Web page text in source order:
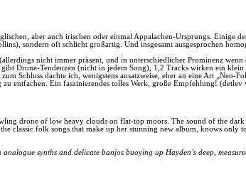
aber auch irischen oder einmal Appalachen-Ursprungs. Einige
sondern oft schlicht großartig. Und insgesamt ausgesprochen
nicht immer präsent, und in unterschiedlicher Prominenz
Drone-Tendenzen (nicht in jedem Song), 1,2 Tracks wirken ein
Schluss dachte ich, wenigstens ansatzweise, eher an eine Art „Neo-
entfachen. Ein faszinierendes tolles Werk, große Empfehlung! (detlev
drone of low heavy clouds on flat-top moors. The sound of the
folk songs that make up her stunning new album, knows only
synths and delicate banjos buoying up Hayden’s deep,